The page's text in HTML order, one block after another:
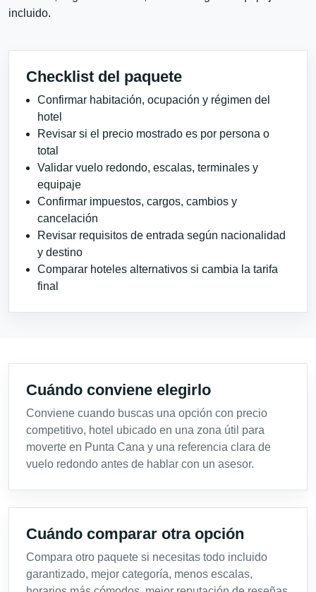
incluido.
Checklist del paquete
Confirmar habitación, ocupación y régimen del
hotel
Revisar si el precio mostrado es por persona o
total
Validar vuelo redondo, escalas, terminales y
equipaje
Confirmar impuestos, cargos, cambios y
cancelación
Revisar requisitos de entrada según nacionalidad
y destino
Comparar hoteles alternativos si cambia la tarifa
final
Cuándo conviene elegirlo
Conviene cuando buscas una opción con precio
competitivo, hotel ubicado en una zona útil para
moverte en Punta Cana y una referencia clara de
vuelo redondo antes de hablar con un asesor.
Cuándo comparar otra opción
Compara otro paquete si necesitas todo incluido
garantizado, mejor categoría, menos escalas,